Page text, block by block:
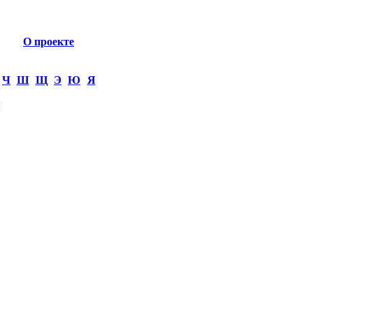
О проекте
Ч Ш Щ Э Ю Я